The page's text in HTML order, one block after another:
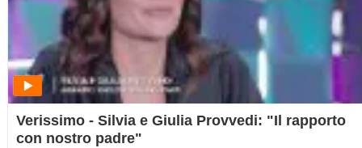
Verissimo - Silvia e Giulia Provvedi: "Il rapporto
con nostro padre"